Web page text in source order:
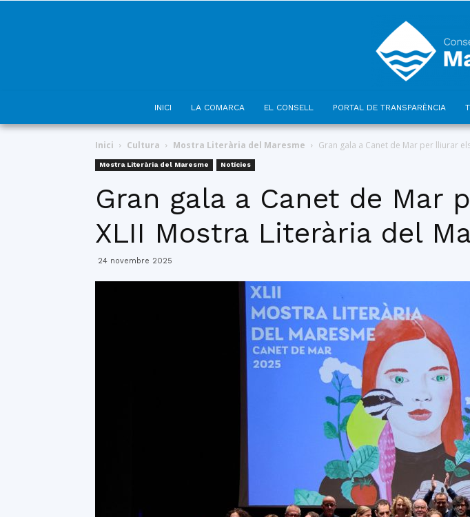
INICI LA COMARCA EL CONSELL PORTAL DE TRANSPARÈNCIA
Inici Cultura Mostra Literària del Maresme Gran gala a Canet de Mar per lliurar
Mostra Literària del Maresme Notícies
Gran gala a Canet de
XLII Mostra Literària del
24 novembre 2025